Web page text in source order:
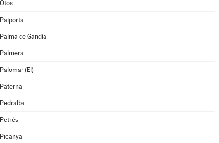
Otos
Paiporta
Palma de Gandía
Palmera
Palomar (El)
Paterna
Pedralba
Petrés
Picanya